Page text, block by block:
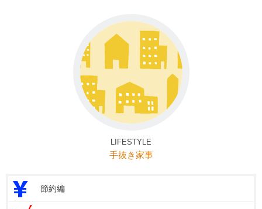
LIFESTYLE
手抜き家事
節約編